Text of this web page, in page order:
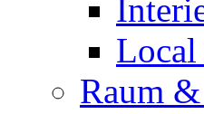
Local
Raum